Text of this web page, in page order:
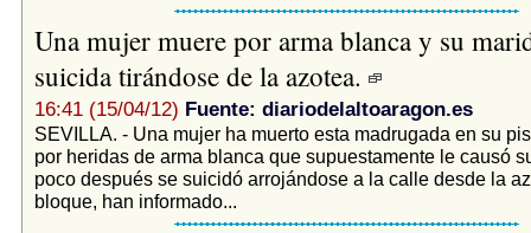
Una mujer muere por arma blanca y su
suicida tirándose de la azotea.
16:41 (15/04/12) Fuente: diariodelaltoaragon.es
SEVILLA. - Una mujer ha muerto esta madrugada en su
por heridas de arma blanca que supuestamente le causó
poco después se suicidó arrojándose a la calle desde la
bloque, han informado...